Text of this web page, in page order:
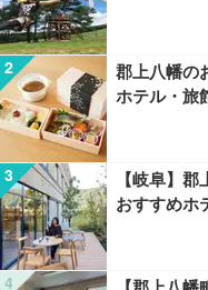
郡上八幡の
ホテル・旅
【岐阜】
おすすめホ